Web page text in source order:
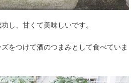
し、甘くて美味しいです。
をつけて酒のつまみとして食べていま